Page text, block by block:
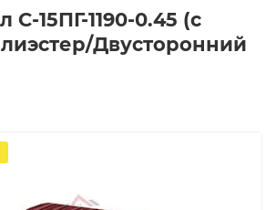
С-15ПГ-1190-0.45 (с
Двусторонний